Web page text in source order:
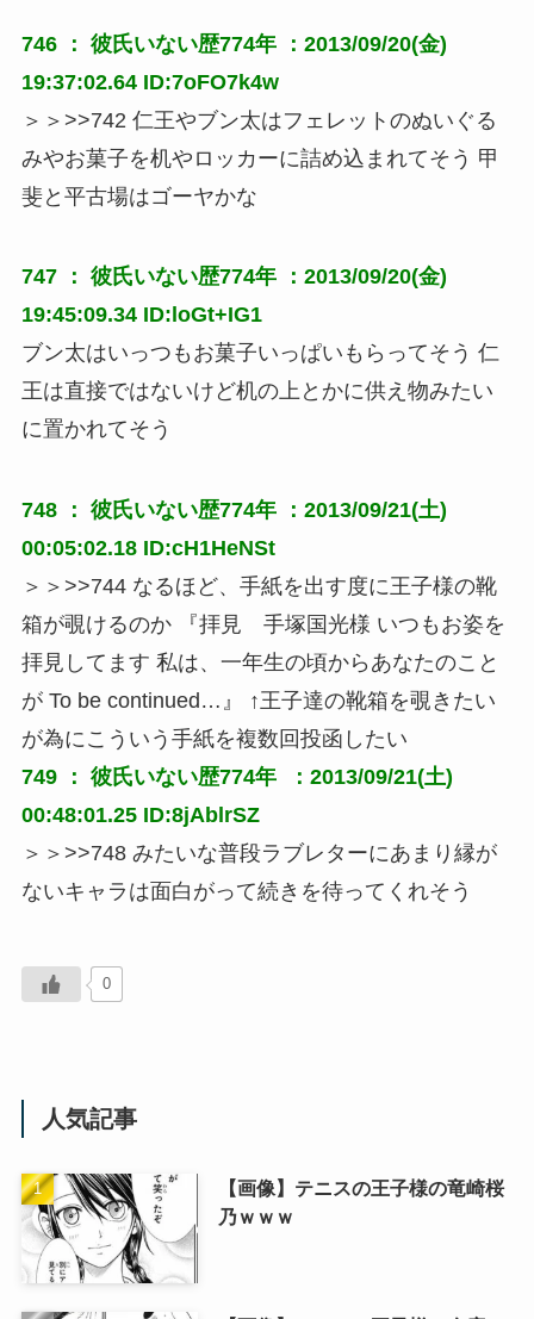
746 ： 彼氏いない歴774年
：2013/09/20(金)
19:37:02.64 ID:7oFO7k4w
＞＞>>742 仁王やブン太はフェレットのぬいぐる
みやお菓子を机やロッカーに詰め込まれてそう 甲
斐と平古場はゴーヤかな
747 ： 彼氏いない歴774年
：2013/09/20(金)
19:45:09.34 ID:loGt+IG1
ブン太はいっつもお菓子いっぱいもらってそう 仁
王は直接ではないけど机の上とかに供え物みたい
に置かれてそう
748 ： 彼氏いない歴774年
：2013/09/21(土)
00:05:02.18 ID:cH1HeNSt
＞＞>>744 なるほど、手紙を出す度に王子様の靴
箱が覗けるのか 『拝見　手塚国光様 いつもお姿を
拝見してます 私は、一年生の頃からあなたのこと
が To be continued…』 ↑王子達の靴箱を覗きたい
が為にこういう手紙を複数回投函したい
749 ： 彼氏いない歴774年
：2013/09/21(土)
00:48:01.25 ID:8jAblrSZ
＞＞>>748 みたいな普段ラブレターにあまり縁が
ないキャラは面白がって続きを待ってくれそう
0
人気記事
【画像】テニスの王子様の竜崎桜
乃ｗｗｗ